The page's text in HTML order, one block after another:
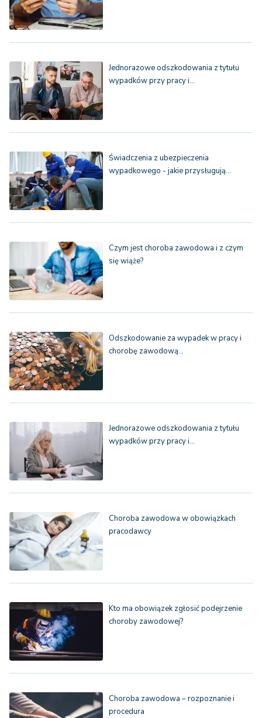
Jednorazowe odszkodowania z tytułu
wypadków przy pracy i…
Świadczenia z ubezpieczenia
wypadkowego - jakie przysługują…
Czym jest choroba zawodowa i z czym
się wiąże?
Odszkodowanie za wypadek w pracy i
chorobę zawodową…
Jednorazowe odszkodowania z tytułu
wypadków przy pracy i…
Choroba zawodowa w obowiązkach
pracodawcy
Kto ma obowiązek zgłosić podejrzenie
choroby zawodowej?
Choroba zawodowa – rozpoznanie i
procedura